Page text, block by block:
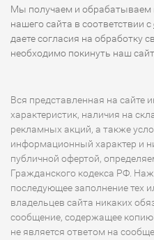
Мы получаем и обрабатываем
нашего сайта в соответствии с
даете согласия на обработку
необходимо покинуть наш сайт.
Вся представленная на сайте
характеристик, наличия на
рекламных акций, а также
информационный характер и
публичной офертой,
Гражданского кодекса РФ.
последующее заполнение тех
владельцев сайта никаких
сообщение, содержащее
не является ответом на